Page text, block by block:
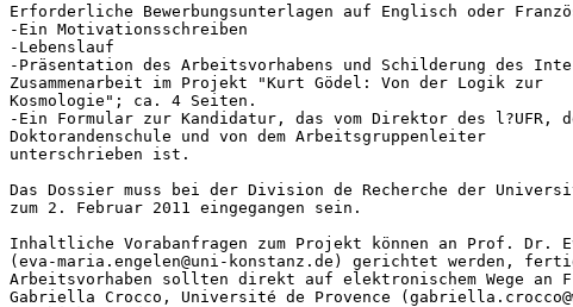
Erforderliche Bewerbungsunterlagen auf Englisch oder
-Ein Motivationsschreiben
-Lebenslauf
-Präsentation des Arbeitsvorhabens und Schilderung des
Zusammenarbeit im Projekt "Kurt Gödel: Von der Logik zur
Kosmologie"; ca. 4 Seiten.
-Ein Formular zur Kandidatur, das vom Direktor des l?UFR,
Doktorandenschule und von dem Arbeitsgruppenleiter
unterschrieben ist.
Das Dossier muss bei der Division de Recherche der
zum 2. Februar 2011 eingegangen sein.
Inhaltliche Vorabanfragen zum Projekt können an Prof. Dr.
(eva-maria.engelen@uni-konstanz.de) gerichtet werden,
Arbeitsvorhaben sollten direkt auf elektronischem Wege an
Gabriella Crocco, Université de Provence